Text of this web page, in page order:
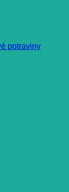
potraviny